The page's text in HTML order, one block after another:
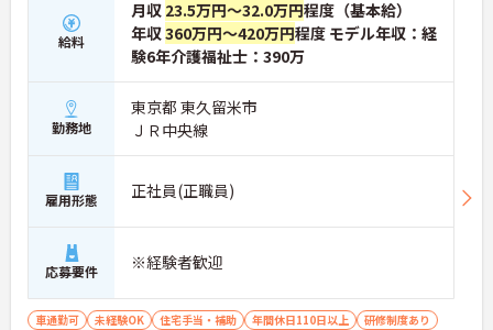
給料
月収 23.5万円～32.0万円程度（基本給）
年収360万円～420万円程度 モデル年収：経
験6年介護福祉士：390万
勤務地
東京都 東久留米市
ＪＲ中央線
雇用形態 正社員(正職員)
応募要件 ※経験者歓迎
車通勤可 未経験OK 住宅手当・補助 年間休日110日以上
研修制度あり